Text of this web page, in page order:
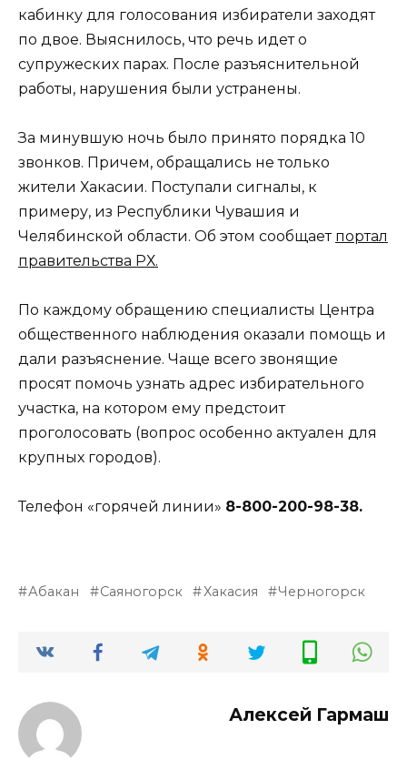
кабинку для голосования избиратели заходят
по двое. Выяснилось, что речь идет о
супружеских парах. После разъяснительной
работы, нарушения были устранены.
За минувшую ночь было принято порядка 10
звонков. Причем, обращались не только
жители Хакасии. Поступали сигналы, к
примеру, из Республики Чувашия и
Челябинской области. Об этом сообщает портал
правительства РХ.
По каждому обращению специалисты Центра
общественного наблюдения оказали помощь и
дали разъяснение. Чаще всего звонящие
просят помочь узнать адрес избирательного
участка, на котором ему предстоит
проголосовать (вопрос особенно актуален для
крупных городов).
Телефон «горячей линии» 8-800-200-98-38.
Абакан Саяногорск Хакасия Черногорск
Алексей Гармаш